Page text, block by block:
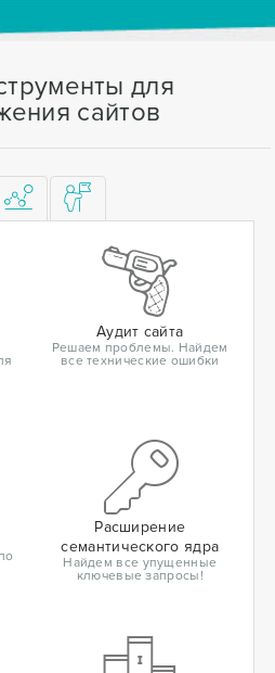
для
сайтов
Аудит сайта
Решаем проблемы. Найдем
все технические ошибки
Расширение
семантического ядра
Найдем все упущенные
ключевые запросы!